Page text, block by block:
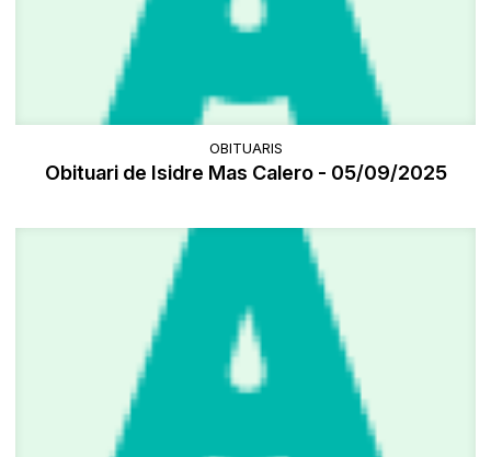
OBITUARIS
Obituari de Isidre Mas Calero - 05/09/2025